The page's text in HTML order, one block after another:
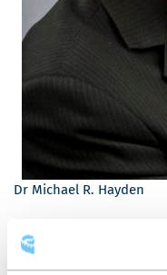
Dr Michael R. Hayden